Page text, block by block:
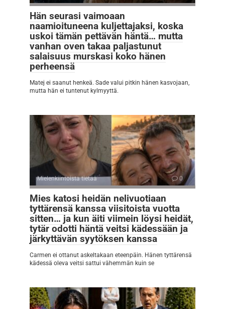
Hän seurasi vaimoaan
naamioituneena kuljettajaksi, koska
uskoi tämän pettävän häntä… mutta
vanhan oven takaa paljastunut
salaisuus murskasi koko hänen
perheensä
Matej ei saanut henkeä. Sade valui pitkin hänen kasvojaan,
mutta hän ei tuntenut kylmyyttä.
Mielenkiintoista tietää 0
Mies katosi heidän nelivuotiaan
tyttärensä kanssa viisitoista vuotta
sitten… ja kun äiti viimein löysi heidät,
tytär odotti häntä veitsi kädessään ja
järkyttävän syytöksen kanssa
Carmen ei ottanut askeltakaan eteenpäin. Hänen tyttärensä
kädessä oleva veitsi sattui vähemmän kuin se